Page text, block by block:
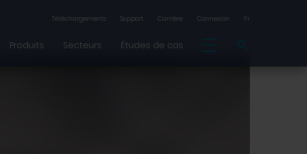
Téléchargements Support Carrière Connexion Fr
Produits Secteurs Études de cas